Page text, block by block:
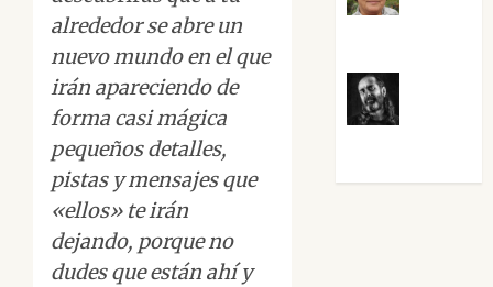
alrededor se abre un
nuevo mundo en el que
irán apareciendo de
forma casi mágica
pequeños detalles,
pistas y mensajes que
«ellos» te irán
dejando, porque no
dudes que están ahí y